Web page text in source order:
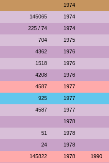
1974
145065 1974
225 / 74 1974
704 1975
4362 1976
1518 1976
4208 1976
4587 1977
925 1977
4587 1977
1978
51 1978
24 1978
145822 1978 1990